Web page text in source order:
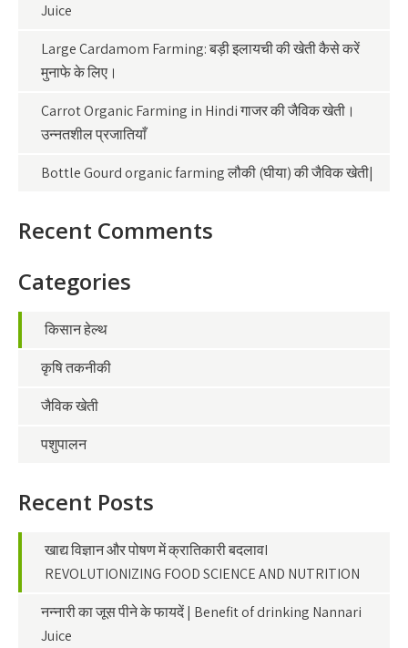
Juice
Large Cardamom Farming: बड़ी इलायची की खेती कैसे करें
मुनाफे के लिए।
Carrot Organic Farming in Hindi गाजर की जैविक खेती।
उन्नतशील प्रजातियाँ
Bottle Gourd organic farming लौकी (घीया) की जैविक खेती|
Recent Comments
Categories
किसान हेल्थ
कृषि तकनीकी
जैविक खेती
पशुपालन
Recent Posts
खाद्य विज्ञान और पोषण में क्रातिकारी बदलावI
REVOLUTIONIZING FOOD SCIENCE AND NUTRITION
नन्नारी का जूस पीने के फायदें | Benefit of drinking Nannari
Juice